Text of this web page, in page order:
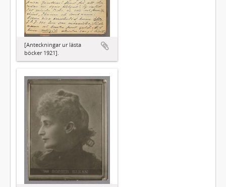
[Anteckningar ur lästa
böcker 1921].